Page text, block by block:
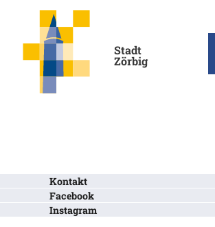
Stadt
Zörbig
Kontakt
Facebook
Instagram